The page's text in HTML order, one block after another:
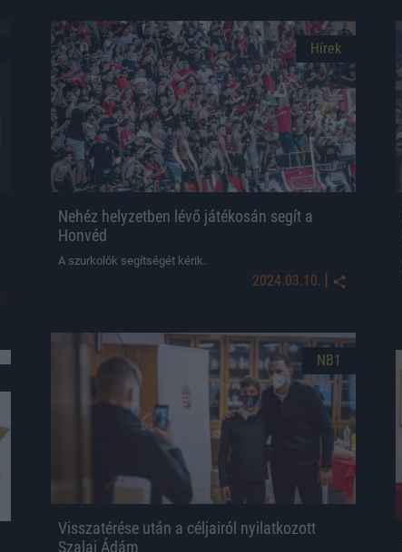
Hírek
Nehéz helyzetben lévő játékosán segít a
Honvéd
A szurkolók segítségét kérik.
2024.03.10. |
NB1
Visszatérése után a céljairól nyilatkozott
Szalai Ádám